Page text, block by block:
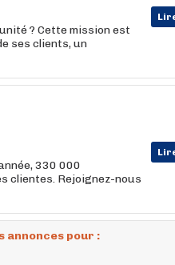
? Cette mission est
ses clients, un
330 000
clientes. Rejoignez-nous
annonces pour :